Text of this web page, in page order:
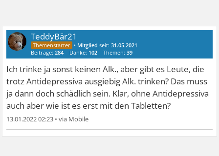
TeddyBär21
• Mitglied seit:31.05.2021
Beiträge:284 Danke: 102 Themen:39
Ich trinke ja sonst keinen Alk., aber gibt es Leute, die
trotz Antidepressiva ausgiebig Alk. trinken? Das muss
ja dann doch schädlich sein. Klar, ohne Antidepressiva
auch aber wie ist es erst mit den Tabletten?
13.01.2022 02:23 •